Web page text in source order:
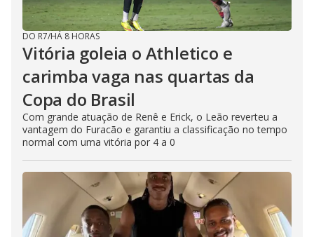
DO R7/HÁ 8 HORAS
Vitória goleia o Athletico e
carimba vaga nas quartas da
Copa do Brasil
Com grande atuação de Renê e Erick, o Leão reverteu a
vantagem do Furacão e garantiu a classificação no tempo
normal com uma vitória por 4 a 0